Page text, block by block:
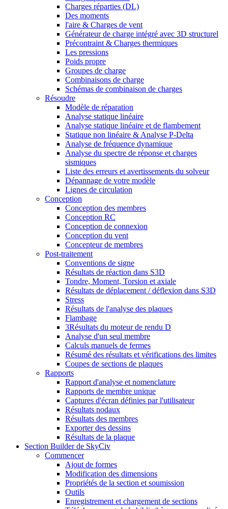
Charges réparties (DL)
Des moments
l'aire & Charges de vent
Générateur de charge intégré avec 3D structurel
Précontraint & Charges thermiques
Les pressions
Poids propre
Groupes de charge
Combinaisons de charge
Schémas de combinaison de charges
Résoudre
Modèle de réparation
Analyse statique linéaire
Analyse statique linéaire et de flambement
Statique non linéaire & Analyse P-Delta
Analyse de fréquence dynamique
Analyse du spectre de réponse et charges
sismiques
Liste des erreurs et avertissements du solveur
Dépannage de votre modèle
Lignes de circulation
Conception
Conception des membres
Conception RC
Conception de connexion
Conception du vent
Concepteur de membres
Post-traitement
Conventions de signe
Résultats de réaction dans S3D
Tondre, Moment, Torsion et axiale
Résultats de déplacement / déflexion dans S3D
Stress
Résultats de l'analyse des plaques
Flambage
3Résultats du moteur de rendu D
Analyse d'un seul membre
Calculs manuels de fermes
Résumé des résultats et vérifications des limites
Coupes de sections de plaques
Rapports
Rapport d'analyse et nomenclature
Rapports de membre unique
Captures d'écran définies par l'utilisateur
Résultats nodaux
Résultats des membres
Exporter des dessins
Résultats de la plaque
Section Builder de SkyCiv
Commencer
Ajout de formes
Modification des dimensions
Propriétés de la section et soumission
Outils
Enregistrement et chargement de sections